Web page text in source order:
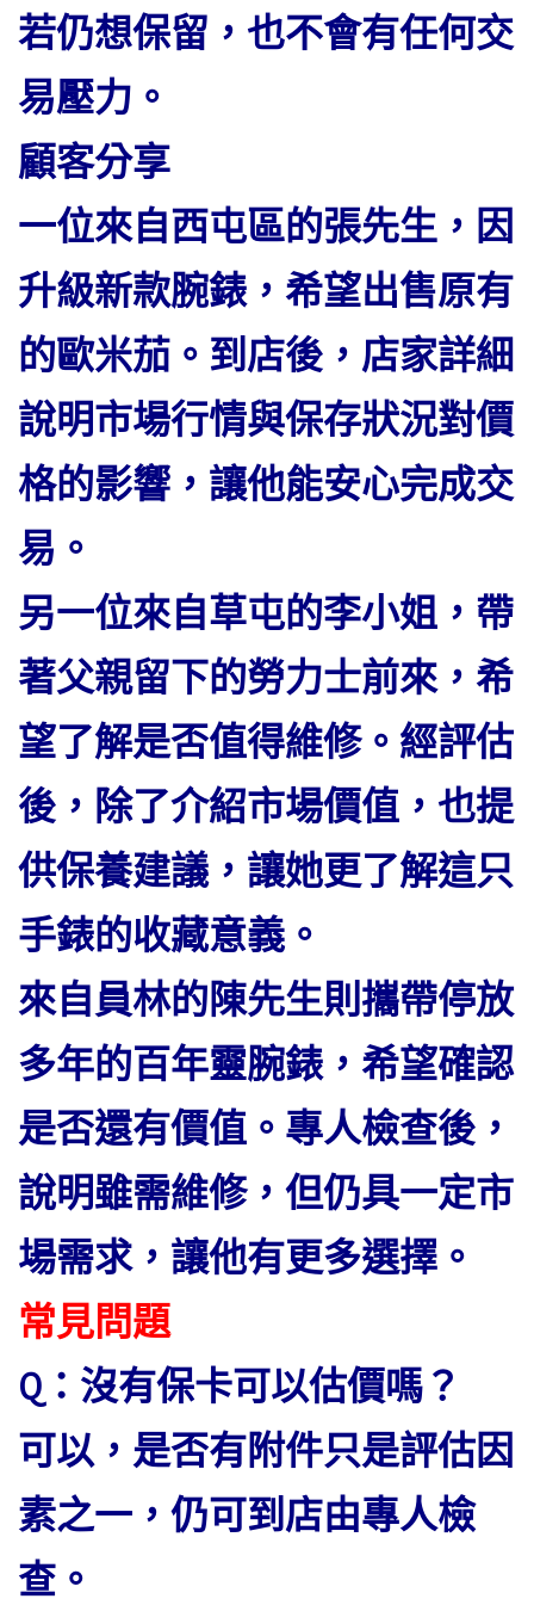
若仍想保留，也不會有任何交
易壓力。
顧客分享
一位來自西屯區的張先生，因
升級新款腕錶，希望出售原有
的歐米茄。到店後，店家詳細
說明市場行情與保存狀況對價
格的影響，讓他能安心完成交
易。
另一位來自草屯的李小姐，帶
著父親留下的勞力士前來，希
望了解是否值得維修。經評估
後，除了介紹市場價值，也提
供保養建議，讓她更了解這只
手錶的收藏意義。
來自員林的陳先生則攜帶停放
多年的百年靈腕錶，希望確認
是否還有價值。專人檢查後，
說明雖需維修，但仍具一定市
場需求，讓他有更多選擇。
常見問題
Q：沒有保卡可以估價嗎？
可以，是否有附件只是評估因
素之一，仍可到店由專人檢
查。